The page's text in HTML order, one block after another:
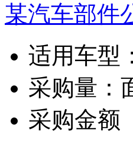
某汽车部件
适用车型：
采购量：
采购金额